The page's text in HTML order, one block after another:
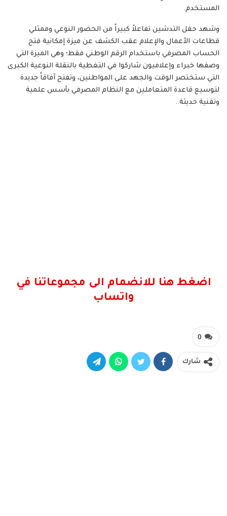
المستخدم.
​وشهد حفل التدشين تفاعلاً كبيراً من الحضور النوعي وممثلي
قطاعات الأعمال والإعلام عقب الكشف عن ميزة إمكانية فتح
الحساب المصرفي باستخدام الرقم الوطني فقط؛ وهي الميزة التي
وصفها خبراء وإعلاميون شاركوا في التغطية بالنقلة النوعية الكبرى
التي ستختصر الوقت والجهد على المواطنين، وتفتح آفاقاً جديدة
لتوسيع قاعدة المتعاملين مع النظام المصرفي بأسس علمية
وتقنية حديثة..
اضغط هنا للانضمام الى مجموعاتنا في
واتساب
0
شارك